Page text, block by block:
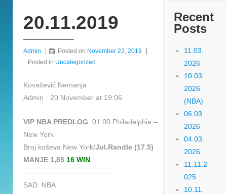
20.11.2019
Admin Posted on November 22, 2019
Posted in Uncategorized
Kovačević Nemanja
Admin · 20 November at 19:06
VIP NBA PREDLOG: 01:00 Philadelphia –
New York
Broj koševa New York/Jul.Randle (17.5)
MANJE 1,85 16 WIN
————————————–
SAD: NBA
Recent
Posts
11.03.
2026
10.03.
2026
(NBA)
06.03.
2026
04.03.
2026
11.11.2
025
10.11.